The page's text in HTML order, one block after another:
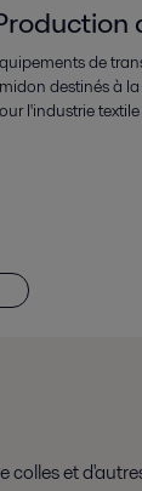
de
destinés à
l'industrie
colles et